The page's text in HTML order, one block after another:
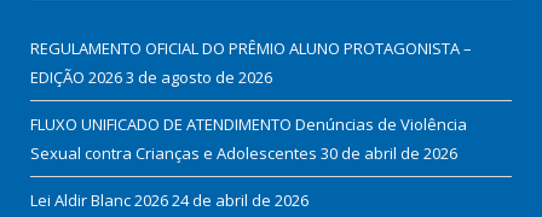
REGULAMENTO OFICIAL DO PRÊMIO ALUNO PROTAGONISTA –
EDIÇÃO 20263 de agosto de 2026
FLUXO UNIFICADO DE ATENDIMENTO Denúncias de Violência
Sexual contra Crianças e Adolescentes 30 de abril de 2026
Lei Aldir Blanc 202624 de abril de 2026